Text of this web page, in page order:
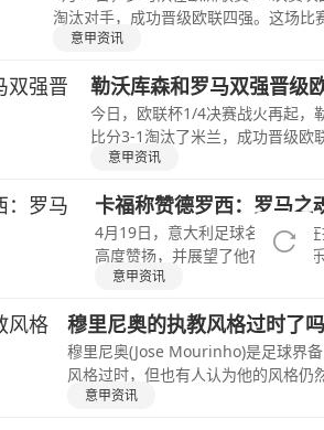
淘汰对手，成功晋级欧联四强。这场比
意甲资讯
勒沃库森和罗马双强晋级
今日，欧联杯1/4决赛战火再起，
比分3-1淘汰了米兰，成功晋级欧
意甲资讯
卡福称赞德罗西：罗马之
4月19日，意大利足球名宿卡福
高度赞扬，并展望了他在罗马俱
意甲资讯
穆里尼奥的执教风格过时了
穆里尼奥(Jose Mourinho)是足球界
风格过时，但也有人认为他的风格仍
意甲资讯